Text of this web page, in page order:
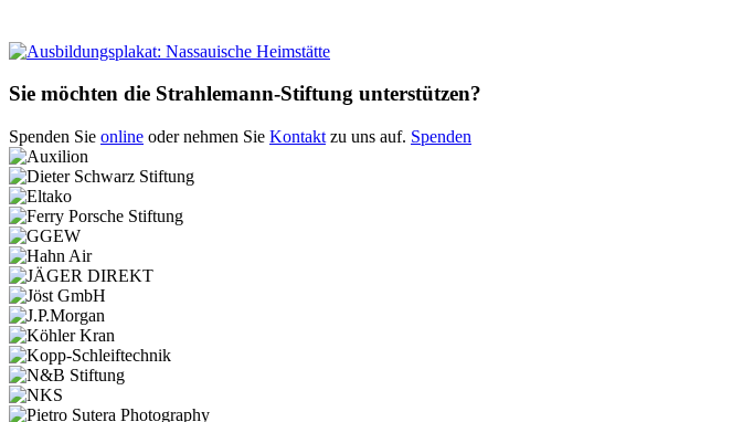
Sie möchten die Strahlemann-Stiftung unterstützen?
Spenden Sie online oder nehmen Sie Kontakt zu uns auf. Spenden